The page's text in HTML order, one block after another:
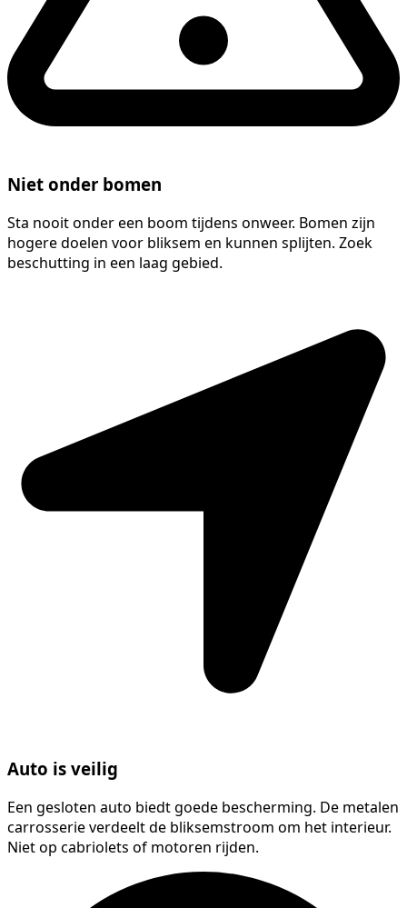
Niet onder bomen
Sta nooit onder een boom tijdens onweer. Bomen zijn
hogere doelen voor bliksem en kunnen splijten. Zoek
beschutting in een laag gebied.
Auto is veilig
Een gesloten auto biedt goede bescherming. De metalen
carrosserie verdeelt de bliksemstroom om het interieur.
Niet op cabriolets of motoren rijden.